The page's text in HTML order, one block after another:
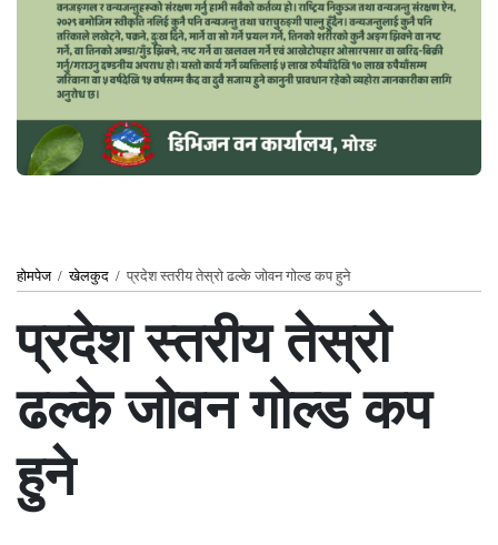
होमपेज/खेलकुद / प्रदेश स्तरीय तेस्रो ढल्के जोवन गोल्ड कप हुने
प्रदेश स्तरीय तेस्रो
ढल्के जोवन गोल्ड कप
हुने